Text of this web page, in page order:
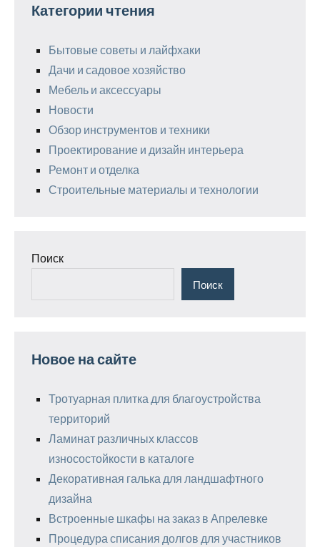
Категории чтения
Бытовые советы и лайфхаки
Дачи и садовое хозяйство
Мебель и аксессуары
Новости
Обзор инструментов и техники
Проектирование и дизайн интерьера
Ремонт и отделка
Строительные материалы и технологии
Поиск
Поиск
Новое на сайте
Тротуарная плитка для благоустройства
территорий
Ламинат различных классов
износостойкости в каталоге
Декоративная галька для ландшафтного
дизайна
Встроенные шкафы на заказ в Апрелевке
Процедура списания долгов для участников